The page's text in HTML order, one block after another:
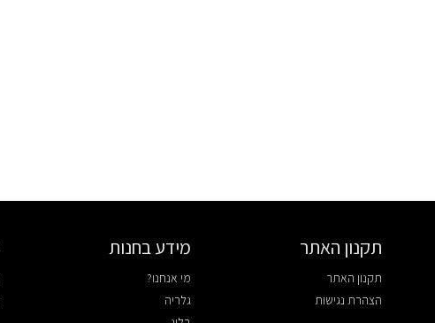
תקנון האתר
תקנון האתר
הצהרת נגישות
מידע בחנות
מי אנחנו?
גלריה